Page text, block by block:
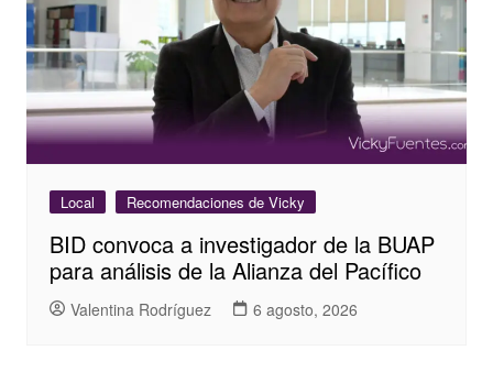
Local Recomendaciones de Vicky
BID convoca a investigador de la BUAP
para análisis de la Alianza del Pacífico
Valentina Rodríguez 6 agosto, 2026